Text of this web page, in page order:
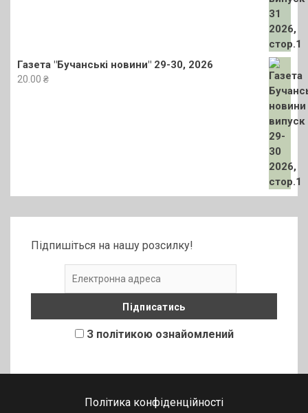
Газета "Бучанські новини" 29-30, 2026
20.00 ₴
Підпишіться на нашу розсилку!
З політикою ознайомлений
Політика конфіденційності